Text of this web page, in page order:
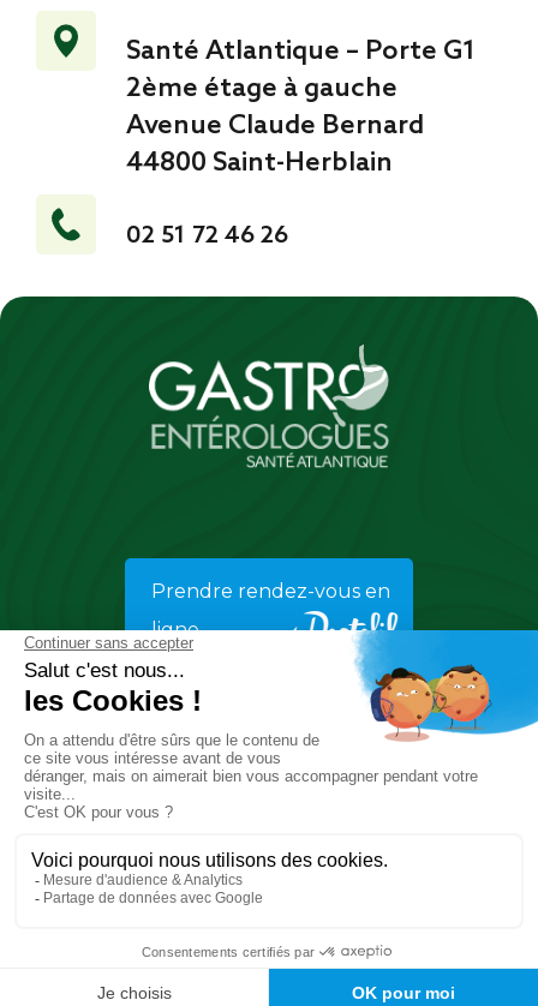
Santé Atlantique – Porte G1
2ème étage à gauche
Avenue Claude Bernard
44800 Saint-Herblain
02 51 72 46 26
Prendre rendez-vous en
ligne
© Copyright 2026
Gastro-Entérologues Santé Atlantique
Création & développement :